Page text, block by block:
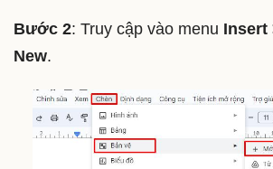
Bước 2: Truy cập vào menu Insert
New.